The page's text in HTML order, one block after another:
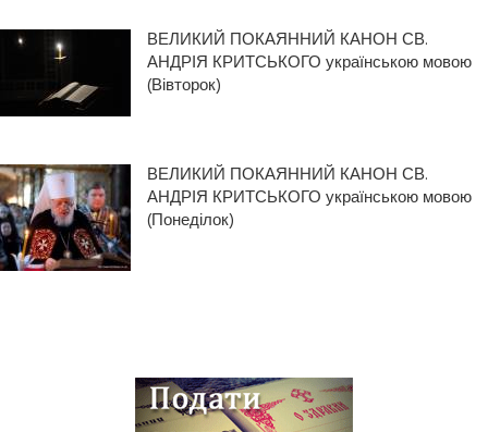
ВЕЛИКИЙ ПОКАЯННИЙ КАНОН СВ.
АНДРІЯ КРИТСЬКОГО українською мовою
(Вівторок)
ВЕЛИКИЙ ПОКАЯННИЙ КАНОН СВ.
АНДРІЯ КРИТСЬКОГО українською мовою
(Понеділок)